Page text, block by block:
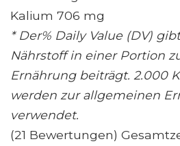
Kalium 706 mg
* Der% Daily Value (DV)
Nährstoff in einer Portion
Ernährung beiträgt. 2.000
werden zur allgemeinen
verwendet.
(21 Bewertungen)